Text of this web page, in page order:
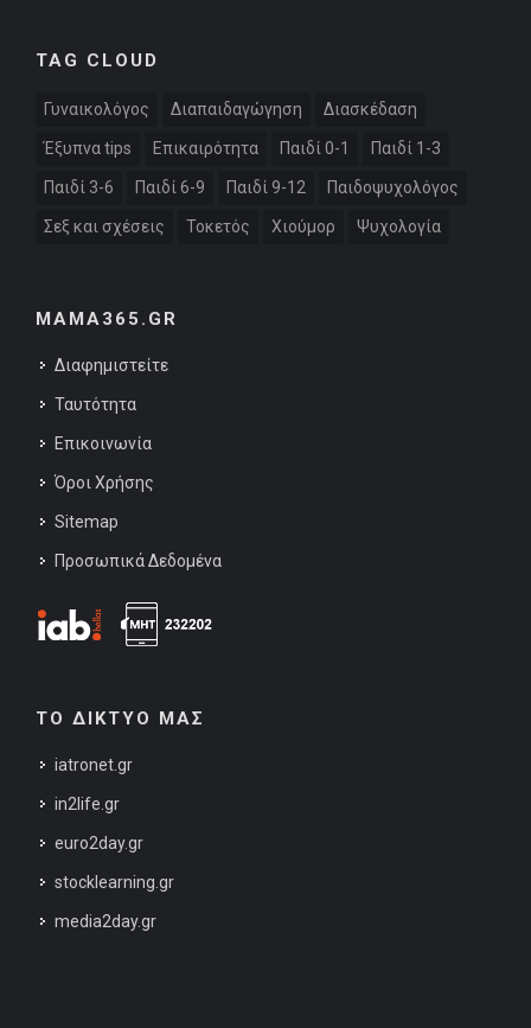
TAG CLOUD
Γυναικολόγος Διαπαιδαγώγηση Διασκέδαση
Έξυπνα tips Επικαιρότητα Παιδί 0-1 Παιδί 1-3
Παιδί 3-6 Παιδί 6-9 Παιδί 9-12 Παιδοψυχολόγος
Σεξ και σχέσεις Τοκετός Χιούμορ Ψυχολογία
MAMA365.GR
Διαφημιστείτε
Ταυτότητα
Επικοινωνία
Όροι Χρήσης
Sitemap
Προσωπικά Δεδομένα
ΤΟ ΔΙΚΤΥΟ ΜΑΣ
iatronet.gr
in2life.gr
euro2day.gr
stocklearning.gr
media2day.gr